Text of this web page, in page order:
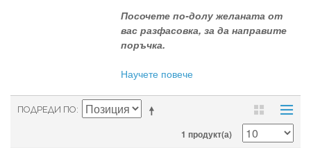
Посочете по-долу желаната от
вас разфасовка, за да направите
поръчка.
Научете повече
ПОДРЕДИ ПО
1 продукт(а)